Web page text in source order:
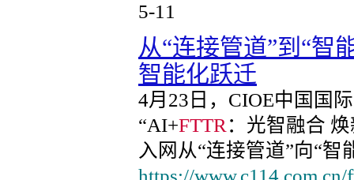
5-11
从“连接管道”到“智
智能化跃迁
4月23日，CIOE中国国
“AI+FTTR ：光智融合
入网从“连接管道”向“智
https://